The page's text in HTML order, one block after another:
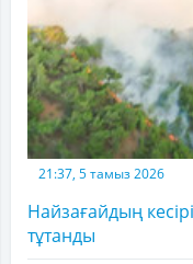
21:37, 5 тамыз 2026
Найзағайдың
тұтанды